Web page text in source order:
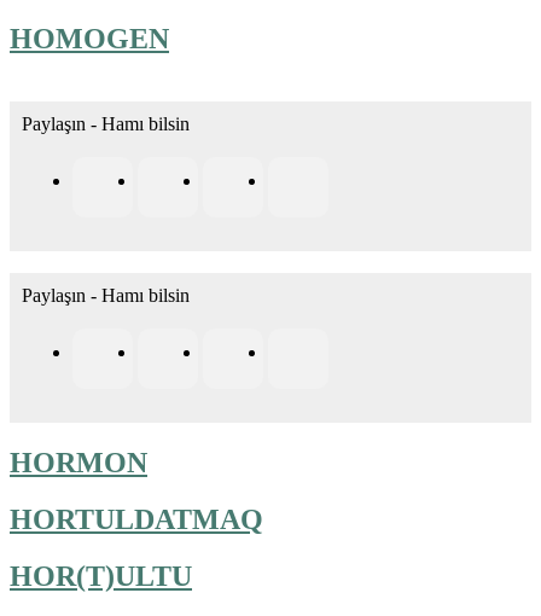
HOMOGEN
Paylaşın - Hamı bilsin
Paylaşın - Hamı bilsin
HORMON
HORTULDATMAQ
HOR(T)ULTU